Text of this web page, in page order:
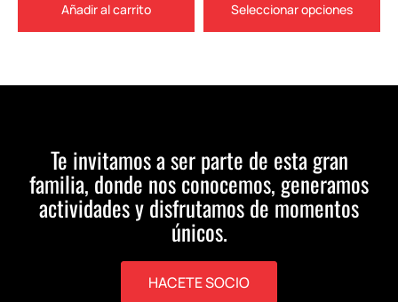
Añadir al carrito Seleccionar opciones
Te invitamos a ser parte de esta gran
familia, donde nos conocemos, generamos
actividades y disfrutamos de momentos
únicos.
HACETE SOCIO